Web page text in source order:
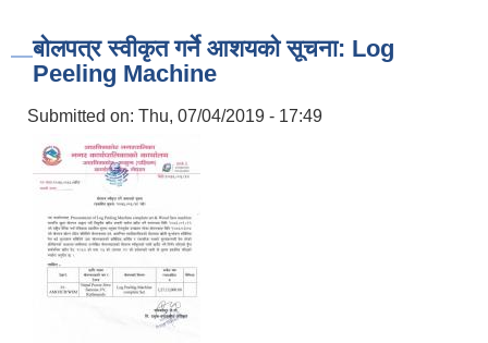
बोलपत्र स्वीकृत गर्ने आशयको सूचना: Log
Peeling Machine
Submitted on: Thu, 07/04/2019 - 17:49